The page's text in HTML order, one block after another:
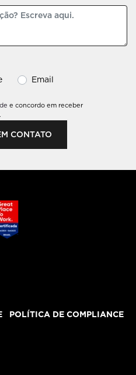
Email
e concordo em receber
CONTATO
POLÍTICA DE COMPLIANCE